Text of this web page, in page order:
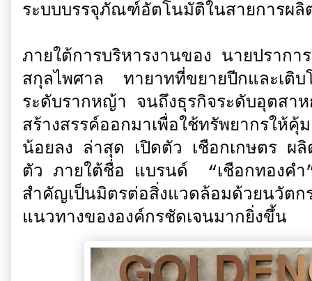
ระบบบรรจุภัณฑ์อัตโนมัติในสายการผลิ
ภายใต้การบริหารงานของ นายปราก
สกุลไพศาล ทายาทที่ขยายปีกและเติบ
ระดับรากหญ้า จนถึงธุรกิจระดับอุตสา
สร้างสรรค์ออกมาเพื่อใช้ทรัพยากรให้
น้อยลง ล่าสุด เปิดตัว เชือกเกษตร ผ
ตัว ภายใต้ชื่อ แบรนด์ “เชือกทองคำ
สำคัญเป็นมิตรต่อสิ่งแวดล้อมด้วยนวัตก
แนวทางขององค์กรชัดเจนมากยิ่งขึ้น